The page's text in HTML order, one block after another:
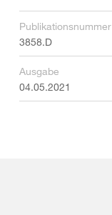
Publikationsnummer
3858.D
Ausgabe
04.05.2021